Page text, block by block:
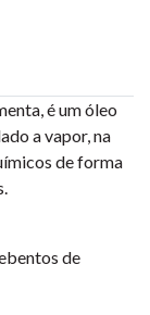
é um óleo
a vapor, na
de forma
de